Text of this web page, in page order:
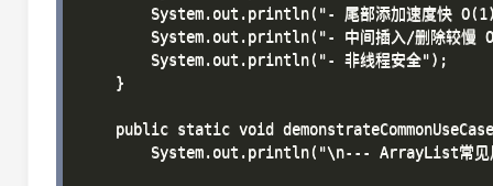
System.out.println("- 尾部添加速度快
System.out.println("- 中间插入/删除较慢
        System.out.println("- 非线程安全");
    }
public static void
System.out.println("\n--- ArrayList常见